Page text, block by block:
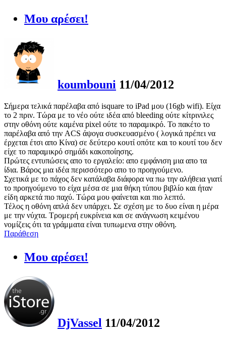
Μου αρέσει!
koumbouni 11/04/2012
Σήμερα τελικά παρέλαβα από isquare το iPad μου (16gb wifi). Είχα
το 2 πριν. Τώρα με το νέο ούτε ιδέα από bleeding ούτε κίτρινιλες
στην οθόνη ούτε καμένα pixel ούτε το παραμικρό. Το πακέτο το
παρέλαβα από την ACS άψογα συσκευασμένο ( λογικά πρέπει να
έρχεται έτσι απο Κίνα) σε δεύτερο κουτί οπότε και το κουτί του δεν
είχε το παραμικρό σημάδι κακοποίησης.
Πρώτες εντυπώσεις απο το εργαλείο: απο εμφάνιση μια απο τα
ίδια. Βάρος μια ιδέα περισσότερο απο το προηγούμενο.
Σχετικά με το πάχος δεν κατάλαβα διάφορα να πω την αλήθεια γιατί
το προηγούμενο το είχα μέσα σε μια θήκη τύπου βιβλίο και ήταν
είδη αρκετά πιο παχύ. Τώρα μου φαίνεται και πιο λεπτό.
Τέλος η οθόνη απλά δεν υπάρχει. Σε σχέση με το δυο είναι η μέρα
με την νύχτα. Τρομερή ευκρίνεια και σε ανάγνωση κειμένου
νομίζεις ότι τα γράμματα είναι τυπωμενα στην οθόνη.
Παράθεση
Μου αρέσει!
DjVassel 11/04/2012